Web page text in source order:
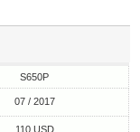
S650P
07 / 2017
110 USD